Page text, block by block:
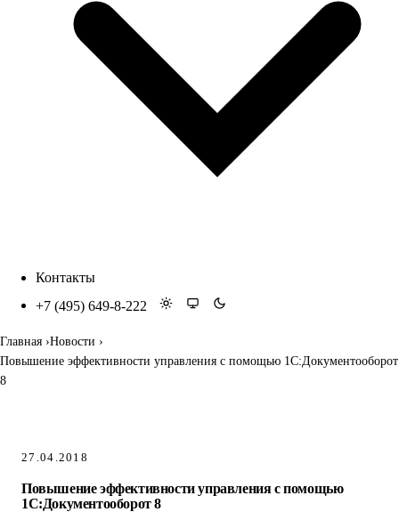
Контакты
+7 (495) 649-8-222
Главная Новости
Повышение эффективности управления с помощью 1С:Документооборот
8
27.04.2018
Повышение эффективности управления с помощью
1С:Документооборот 8